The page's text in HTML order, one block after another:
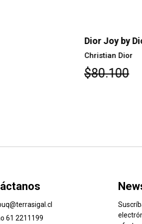
Dior Joy by Dior
Christian Dior
$80.100
61 2211199